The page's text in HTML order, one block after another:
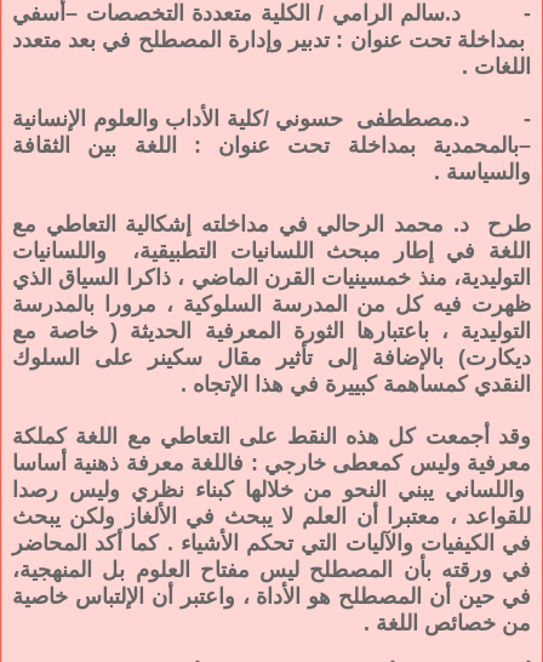
- د.سالم الرامي / الكلية متعددة التخصصات –أسفي
بمداخلة تحت عنوان : تدبير وإدارة المصطلح في بعد متعدد
اللغات .
- د.مصططفى حسوني /كلية الأداب والعلوم الإنسانية
–بالمحمدية بمداخلة تحت عنوان : اللغة بين الثقافة
والسياسة .
طرح د. محمد الرحالي في مداخلته إشكالية التعاطي مع
اللغة في إطار مبحث اللسانيات التطبيقية، واللسانيات
التوليدية، منذ خمسينيات القرن الماضي ، ذاكرا السياق الذي
ظهرت فيه كل من المدرسة السلوكية ، مرورا بالمدرسة
التوليدية ، باعتبارها الثورة المعرفية الحديثة ( خاصة مع
ديكارت) بالإضافة إلى تأثير مقال سكينر على السلوك
النقدي كمساهمة كبييرة في هذا الإتجاه .
وقد أجمعت كل هذه النقط على التعاطي مع اللغة كملكة
معرفية وليس كمعطى خارجي : فاللغة معرفة ذهنية أساسا
واللساني يبني النحو من خلالها كبناء نظري وليس رصدا
للقواعد ، معتبرا أن العلم لا يبحث في الألغاز ولكن يبحث
في الكيفيات والآليات التي تحكم الأشياء . كما أكد المحاضر
في ورقته بأن المصطلح ليس مفتاح العلوم بل المنهجية،
في حين أن المصطلح هو الأداة ، واعتبر أن الإلتباس خاصية
من خصائص اللغة .